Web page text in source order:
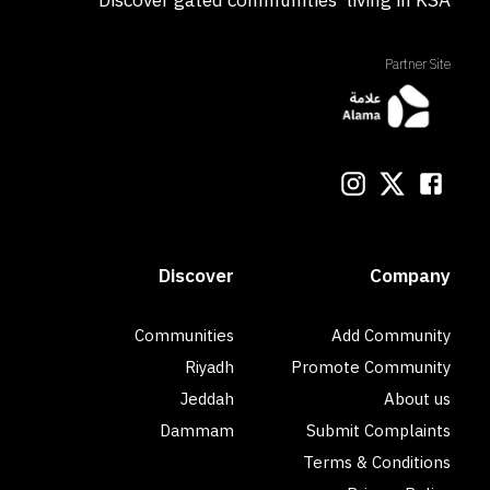
Partner Site
Company
Add Community
Promote Community
About us
Submit Complaints
Terms & Conditions
Discover
Communities
Riyadh
Jeddah
Dammam